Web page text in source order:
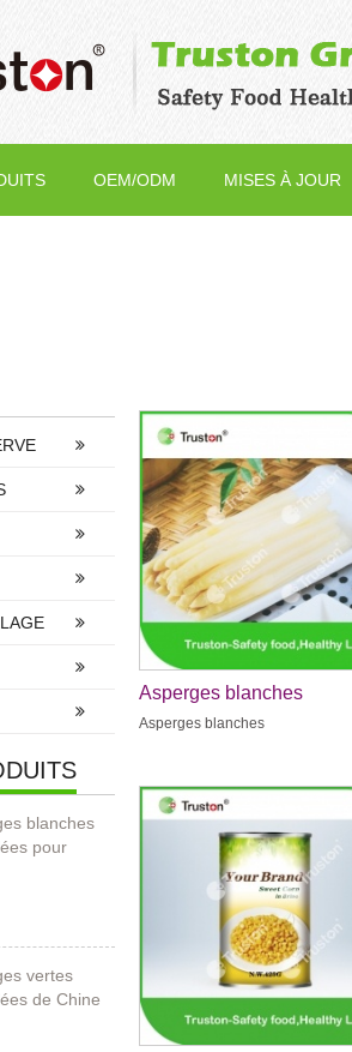
OEM/ODM MISES À JOUR
blanches
pour
vertes
de Chine
Asperges blanches
Asperges blanches